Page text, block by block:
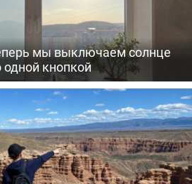
мы выключаем солнце
одной кнопкой